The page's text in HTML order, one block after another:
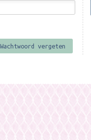
Wachtwoord vergeten